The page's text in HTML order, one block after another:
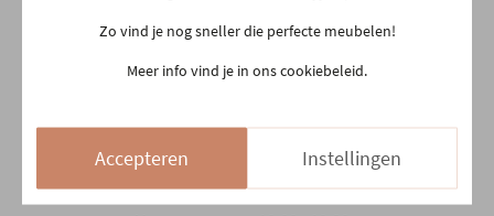
info@gerowonen.be
Ma
10:00 - 18:30
Zo vind je nog sneller die perfecte meubelen!
Meer info vind je in ons cookiebeleid.
Accepteren Instellingen